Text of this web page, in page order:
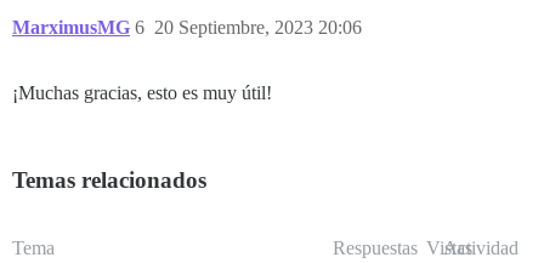
MarximusMG 20 Septiembre, 2023 20:06
6
¡Muchas gracias, esto es muy útil!
Temas relacionados
Tema Respuestas Vistas
Actividad